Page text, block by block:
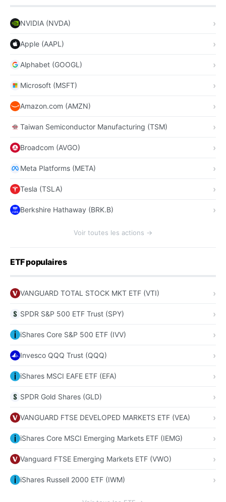
NVIDIA (NVDA)
Apple (AAPL)
Alphabet (GOOGL)
Microsoft (MSFT)
Amazon.com (AMZN)
Taiwan Semiconductor Manufacturing (TSM)
Broadcom (AVGO)
Meta Platforms (META)
Tesla (TSLA)
Berkshire Hathaway (BRK.B)
Voir toutes les actions →
ETF populaires
VANGUARD TOTAL STOCK MKT ETF (VTI)
SPDR S&P 500 ETF Trust (SPY)
iShares Core S&P 500 ETF (IVV)
Invesco QQQ Trust (QQQ)
iShares MSCI EAFE ETF (EFA)
SPDR Gold Shares (GLD)
VANGUARD FTSE DEVELOPED MARKETS ETF (VEA)
iShares Core MSCI Emerging Markets ETF (IEMG)
Vanguard FTSE Emerging Markets ETF (VWO)
iShares Russell 2000 ETF (IWM)